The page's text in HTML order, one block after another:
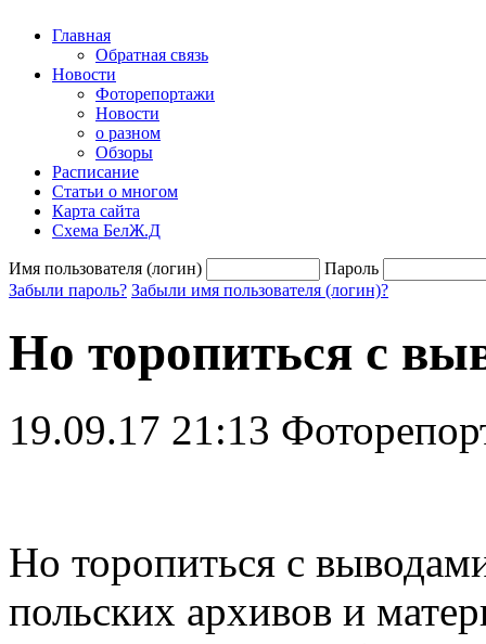
Главная
Обратная связь
Новости
Фоторепортажи
Новости
о разном
Обзоры
Расписание
Статьи о многом
Карта сайта
Схема БелЖ.Д
Имя пользователя (логин)
Пароль
Забыли пароль? Забыли имя пользователя (логин)?
Но торопиться с
19.09.17 21:13
Но торопиться с
польских архивов и